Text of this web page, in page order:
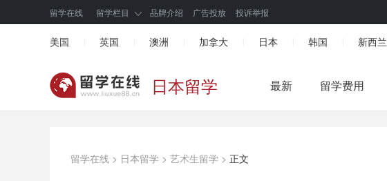
留学在线 留学栏目 品牌介绍 广告投放 投诉举报
美国 英国 澳洲 加拿大 日本 韩国 新西兰
日本留学 最新 留学费用
留学在线 > 日本留学 > 艺术生留学 > 正文